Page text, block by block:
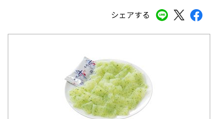
シェアする